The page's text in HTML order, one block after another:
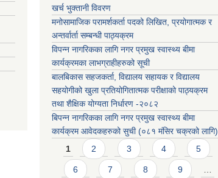
खर्च भुक्तानी विवरण
मनोसामाजिक परामर्शकर्ता पदको लिखित, प्रयोगात्मक र
अन्तर्वार्ता सम्बन्धी पाठ्यक्रम
विपन्न नागरिकका लागि नगर प्रमुख स्वास्थ्य बीमा
कार्यक्रमका लाभग्राहीहरुको सूची
बालबिकास सहजकर्ता, विद्यालय सहायक र विद्यालय
सहयोगीको खुला प्रतियोगितात्मक परीक्षाको पाठ्यक्रम
तथा शैक्षिक योग्यता निर्धारण -२०८२
बिपन्न नागरिकका लागि नगर प्रमुख स्वास्थ्य बीमा
कार्यक्रम आवेदकहरुको सुची (०८१ मंसिर चक्रको लागि)
Pages
1 2 3 4 5
6 7 8 9